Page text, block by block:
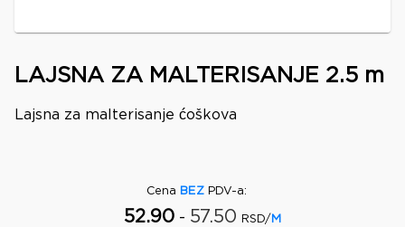
LAJSNA ZA MALTERISANJE 2.5 m
Lajsna za malterisanje ćoškova
Cena BEZ PDV-a:
52.90 - 57.50 RSD/ M